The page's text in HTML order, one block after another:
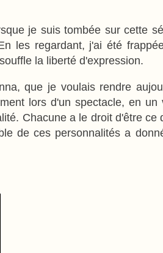
je suis tombée sur cette
les regardant, j'ai été
la liberté d'expression.
que je voulais rendre
lors d'un spectacle, en
Chacune a le droit d'être
de ces personnalités a